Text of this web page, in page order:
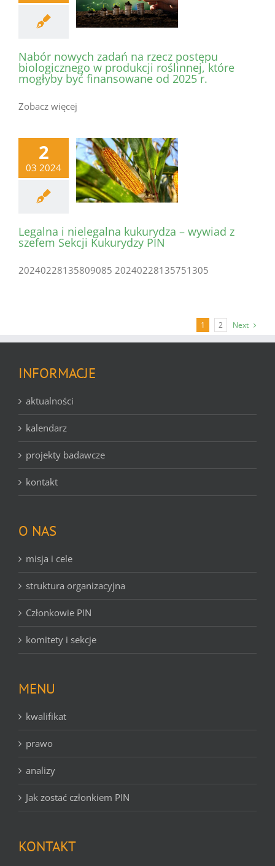
Nabór nowych zadań na rzecz postępu
biologicznego w produkcji roślinnej, które
mogłyby być finansowane od 2025 r.
Zobacz więcej
2
03 2024
Legalna i nielegalna kukurydza – wywiad z
szefem Sekcji Kukurydzy PIN
20240228135809085 20240228135751305
1 2 Next
INFORMACJE
aktualności
kalendarz
projekty badawcze
kontakt
O NAS
misja i cele
struktura organizacyjna
Członkowie PIN
komitety i sekcje
MENU
kwalifikat
prawo
analizy
Jak zostać członkiem PIN
KONTAKT